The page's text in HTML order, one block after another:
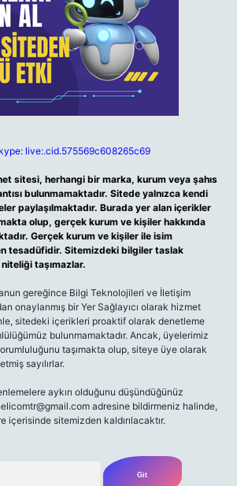
live:.cid.575569c608265c69
sitesi, herhangi bir marka, kurum veya şahıs
bulunmamaktadır. Sitede yalnızca kendi
paylaşılmaktadır. Burada yer alan içerikler
olup, gerçek kurum ve kişiler hakkında
Gerçek kurum ve kişiler ile isim
tesadüfidir. Sitemizdeki bilgiler taslak
taşımazlar.
gereğince Bilgi Teknolojileri ve İletişim
onaylanmış bir Yer Sağlayıcı olarak hizmet
sitedeki içerikleri proaktif olarak denetleme
bulunmamaktadır. Ancak, üyelerimiz
taşımakta olup, siteye üye olarak
sayılırlar.
aykırı olduğunu düşündüğünüz
adresine bildirmeniz halinde,
içerisinde sitemizden kaldırılacaktır.